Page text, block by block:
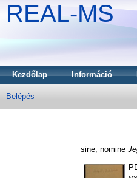
REAL-MS
Kezdőlap Információ
Belépés
sine, nomine